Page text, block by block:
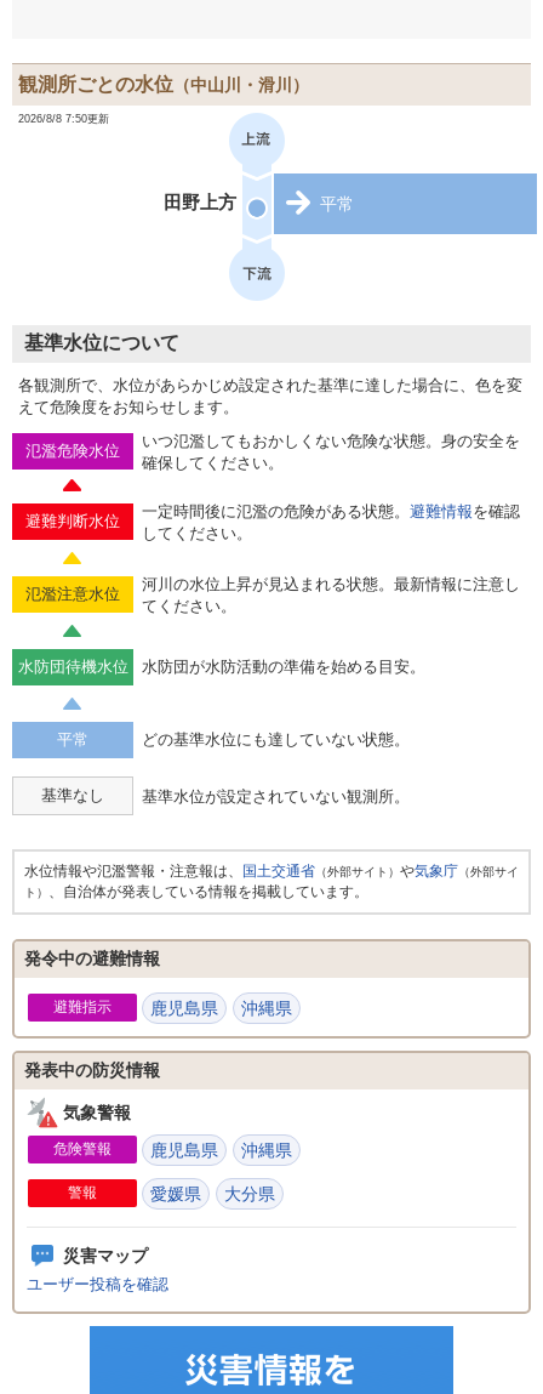
観測所ごとの水位 （中山川・滑川）
2026/8/8 7:50更新
田野上方 平常
基準水位について
各観測所で、水位があらかじめ設定された基準に達した場合に、色を変
えて危険度をお知らせします。
氾濫危険水位
いつ氾濫してもおかしくない危険な状態。身の安全を
確保してください。
避難判断水位
一定時間後に氾濫の危険がある状態。 避難情報を確認
してください。
氾濫注意水位
河川の水位上昇が見込まれる状態。最新情報に注意し
てください。
水防団待機水位 水防団が水防活動の準備を始める目安。
平常 どの基準水位にも達していない状態。
基準なし 基準水位が設定されていない観測所。
水位情報や氾濫警報・注意報は、 国土交通省 （外部サイト） や気象庁 （外部サイ
ト） 、自治体が発表している情報を掲載しています。
発令中の避難情報
避難指示 鹿児島県 沖縄県
発表中の防災情報
気象警報
危険警報 鹿児島県 沖縄県
警報 愛媛県 大分県
災害マップ
ユーザー投稿を確認